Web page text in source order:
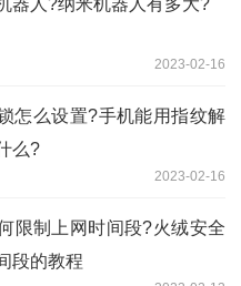
器人?​纳米机器人有多大?
2023-02-16
怎么设置?手机能用指纹解
么?
2023-02-16
限制上网时间段?火绒安全
段的教程